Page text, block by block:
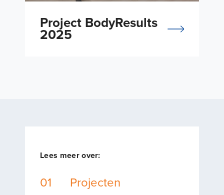
Project BodyResults
2025
Lees meer over:
01
Projecten